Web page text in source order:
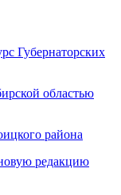
Губернаторских
областью
района
редакцию